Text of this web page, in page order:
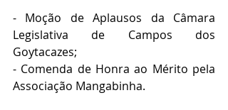
- Moção de Aplausos da Câmara
Legislativa de Campos dos
Goytacazes;
- Comenda de Honra ao Mérito pela
Associação Mangabinha.